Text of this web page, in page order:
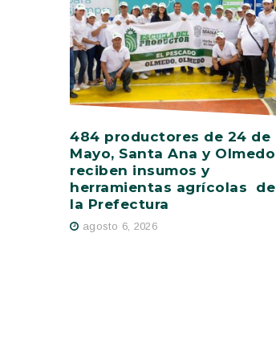
484 productores de 24 de
Mayo, Santa Ana y Olmedo
reciben insumos y
herramientas agrícolas de
la Prefectura
agosto 6, 2026